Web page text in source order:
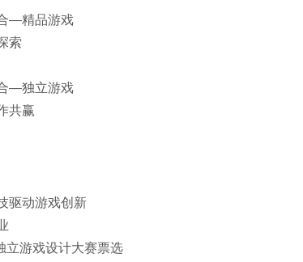
—精品游戏
索
—独立游戏
共赢
驱动游戏创新
立游戏设计大赛票选